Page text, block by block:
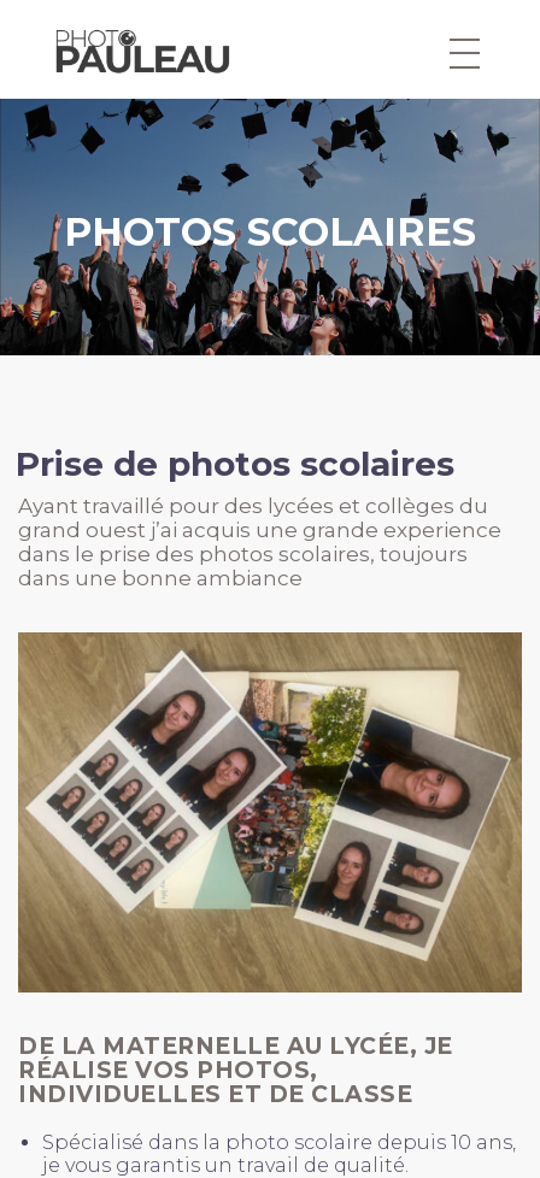
au
contenu
PHOTOS SCOLAIRES
Prise de photos scolaires
Ayant travaillé pour des lycées et collèges du
grand ouest j’ai acquis une grande experience
dans le prise des photos scolaires, toujours
dans une bonne ambiance
DE LA MATERNELLE AU LYCÉE, JE
RÉALISE VOS PHOTOS,
INDIVIDUELLES ET DE CLASSE
Spécialisé dans la photo scolaire depuis 10 ans,
je vous garantis un travail de qualité.